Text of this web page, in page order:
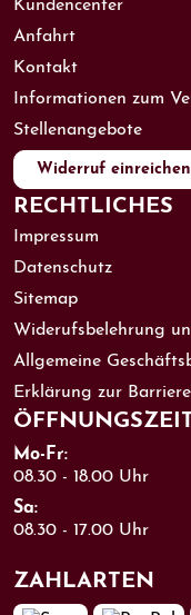
Kundencenter
Anfahrt
Kontakt
Informationen zum
Stellenangebote
Widerruf einreichen
RECHTLICHES
Impressum
Datenschutz
Sitemap
Widerufsbelehrung
Allgemeine
Erklärung zur
Mo-Fr:
08.30 - 18.00 Uhr
Sa:
08.30 - 17.00 Uhr
ZAHL­ARTEN